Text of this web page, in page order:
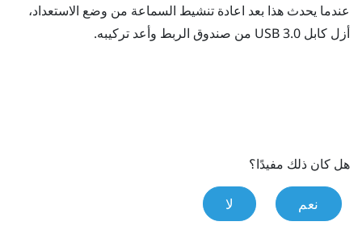
عندما يحدث هذا بعد اعادة تنشيط السماعة من وضع الاستعداد،
أزل كابل USB 3.0 من صندوق الربط وأعد تركيبه.
هل كان ذلك مفيدًا؟
نعم لا